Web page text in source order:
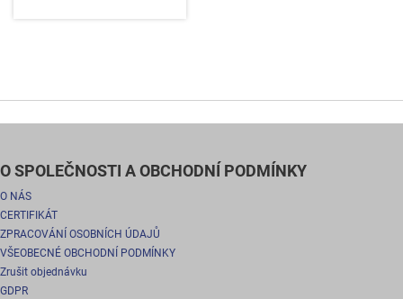
O SPOLEČNOSTI A OBCHODNÍ PODMÍNKY
O NÁS
CERTIFIKÁT
ZPRACOVÁNÍ OSOBNÍCH ÚDAJŮ
VŠEOBECNÉ OBCHODNÍ PODMÍNKY
Zrušit objednávku
GDPR